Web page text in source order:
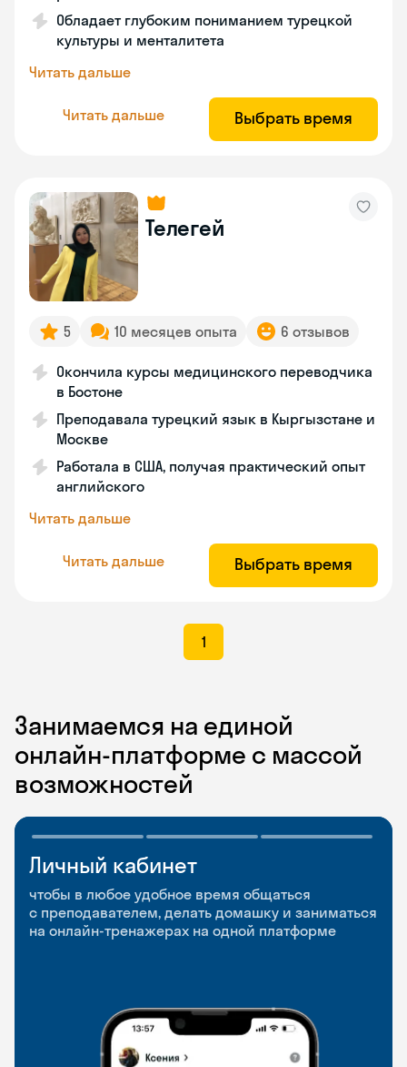
Обладает глубоким пониманием турецкой
культуры и менталитета
Читать дальше
Читать дальше Выбрать время
Телегей
5 10 месяцев опыта 6 отзывов
Окончила курсы медицинского переводчика
в Бостоне
Преподавала турецкий язык в Кыргызстане и
Москве
Работала в США, получая практический опыт
английского
Читать дальше
Читать дальше Выбрать время
1
Занимаемся на единой
онлайн-платформе с массой
возможностей
Личный кабинет
чтобы в любое удобное время общаться
с преподавателем, делать домашку и заниматься
на онлайн-тренажерах на одной платформе
Мобильное
приложение
чтобы заниматься и изучать новые слова где
и когда удобно
Разговорные клубы
и Talks
Групповые занятия для разговорной практики
и индивидуальные встречи с преподавателями